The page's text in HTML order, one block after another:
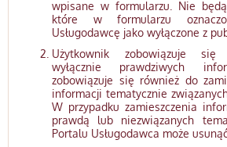
wpisane w formularzu. Nie
które w formularzu
Usługodawcę jako wyłączone z
Użytkownik zobowiązuje się
wyłącznie prawdziwych
zobowiązuje się również do
informacji tematycznie
W przypadku zamieszczenia
prawdą lub niezwiązanych
Portalu Usługodawca może